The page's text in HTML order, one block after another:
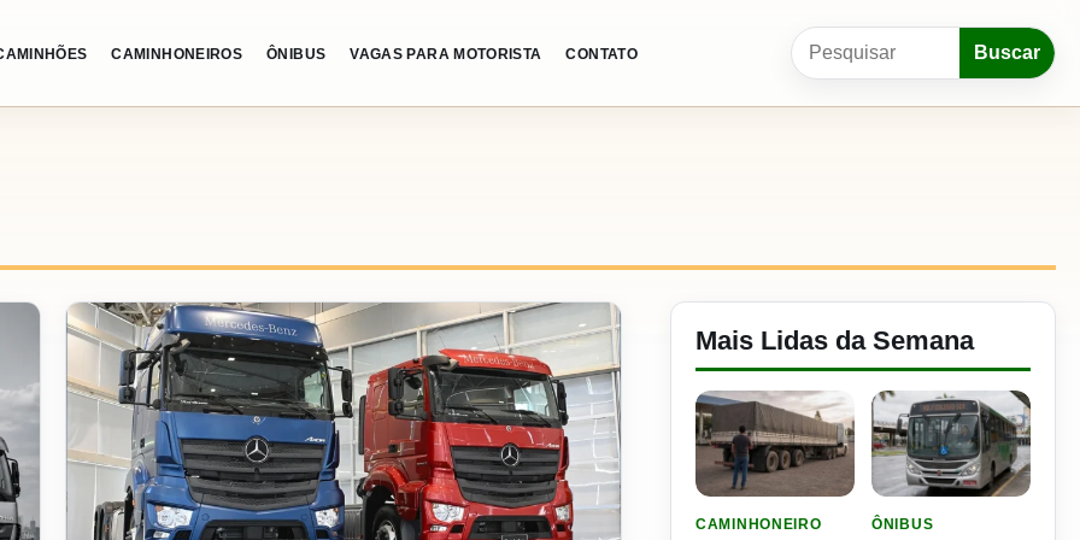
CAMINHONEIROS ÔNIBUS VAGAS PARA MOTORISTA CONTATO
Pesquisar por:
Buscar
Mais Lidas da Semana
CAMINHONEIRO
ÔNIBUS